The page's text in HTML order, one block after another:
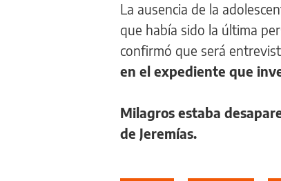
La ausencia de la
que había sido la última
confirmó que será
en el expediente que
Milagros estaba
de Jeremías.